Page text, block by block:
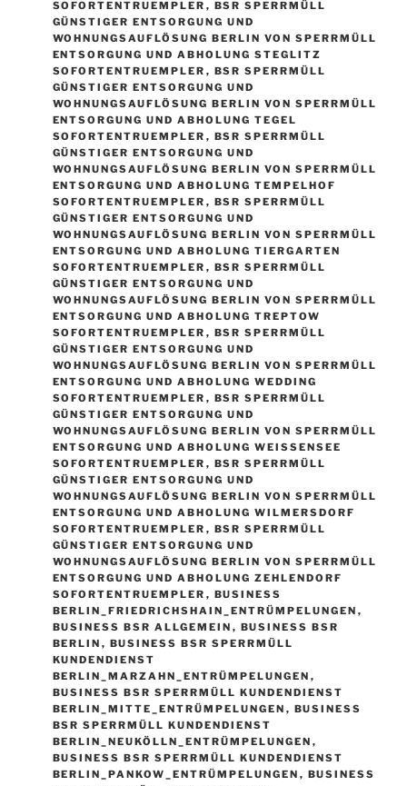
SOFORTENTRUEMPLER , BSR SPERRMÜLL
GÜNSTIGER ENTSORGUNG UND
WOHNUNGSAUFLÖSUNG BERLIN VON SPERRMÜLL
ENTSORGUNG UND ABHOLUNG STEGLITZ
SOFORTENTRUEMPLER , BSR SPERRMÜLL
GÜNSTIGER ENTSORGUNG UND
WOHNUNGSAUFLÖSUNG BERLIN VON SPERRMÜLL
ENTSORGUNG UND ABHOLUNG TEGEL
SOFORTENTRUEMPLER , BSR SPERRMÜLL
GÜNSTIGER ENTSORGUNG UND
WOHNUNGSAUFLÖSUNG BERLIN VON SPERRMÜLL
ENTSORGUNG UND ABHOLUNG TEMPELHOF
SOFORTENTRUEMPLER , BSR SPERRMÜLL
GÜNSTIGER ENTSORGUNG UND
WOHNUNGSAUFLÖSUNG BERLIN VON SPERRMÜLL
ENTSORGUNG UND ABHOLUNG TIERGARTEN
SOFORTENTRUEMPLER , BSR SPERRMÜLL
GÜNSTIGER ENTSORGUNG UND
WOHNUNGSAUFLÖSUNG BERLIN VON SPERRMÜLL
ENTSORGUNG UND ABHOLUNG TREPTOW
SOFORTENTRUEMPLER , BSR SPERRMÜLL
GÜNSTIGER ENTSORGUNG UND
WOHNUNGSAUFLÖSUNG BERLIN VON SPERRMÜLL
ENTSORGUNG UND ABHOLUNG WEDDING
SOFORTENTRUEMPLER , BSR SPERRMÜLL
GÜNSTIGER ENTSORGUNG UND
WOHNUNGSAUFLÖSUNG BERLIN VON SPERRMÜLL
ENTSORGUNG UND ABHOLUNG WEISSENSEE S
OFORTENTRUEMPLER
, BSR SPERRMÜLL
GÜNSTIGER ENTSORGUNG UND
WOHNUNGSAUFLÖSUNG BERLIN VON SPERRMÜLL
ENTSORGUNG UND ABHOLUNG WILMERSDORF
SOFORTENTRUEMPLER , BSR SPERRMÜLL
GÜNSTIGER ENTSORGUNG UND
WOHNUNGSAUFLÖSUNG BERLIN VON SPERRMÜLL
ENTSORGUNG UND ABHOLUNG ZEHLENDORF
SOFORTENTRUEMPLER , BUSINESS
BERLIN_FRIEDRICHSHAIN_ENTRÜMPELUNGEN ,
BUSINESS BSR ALLGEMEIN , BUSINESS BSR
BERLIN , BUSINESS BSR SPERRMÜLL
KUNDENDIENST
BERLIN_MARZAHN_ENTRÜMPELUNGEN ,
BUSINESS BSR SPERRMÜLL KUNDENDIENST
BERLIN_MITTE_ENTRÜMPELUNGEN , BUSINESS
BSR SPERRMÜLL KUNDENDIENST
BERLIN_NEUKÖLLN_ENTRÜMPELUNGEN ,
BUSINESS BSR SPERRMÜLL KUNDENDIENST
BERLIN_PANKOW_ENTRÜMPELUNGEN , BUSINESS